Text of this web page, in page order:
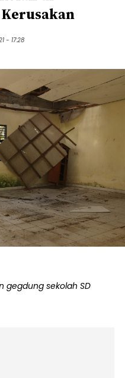
- 17:28
gegdung sekolah SD